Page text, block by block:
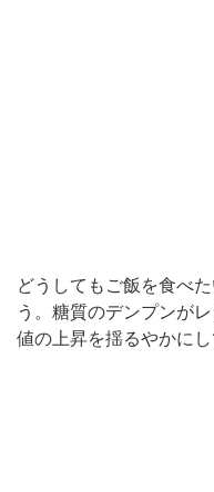
どうしてもご飯を食べ
う。糖質のデンプンが
値の上昇を揺るやかにし